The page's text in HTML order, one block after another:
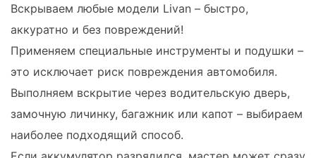
Вскрываем любые модели Livan – быстро,
аккуратно и без повреждений!
Применяем специальные инструменты и подушки –
это исключает риск повреждения автомобиля.
Выполняем вскрытие через водительскую дверь,
замочную личинку, багажник или капот – выбираем
наиболее подходящий способ.